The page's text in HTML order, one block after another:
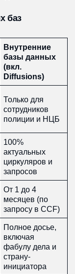
баз
Внутренние
базы данных
(вкл.
Diffusions)
Только для
сотрудников
полиции и НЦБ
100%
актуальных
циркуляров и
запросов
От 1 до 4
месяцев (по
запросу в CCF)
Полное досье,
включая
фабулу дела и
страну-
инициатора